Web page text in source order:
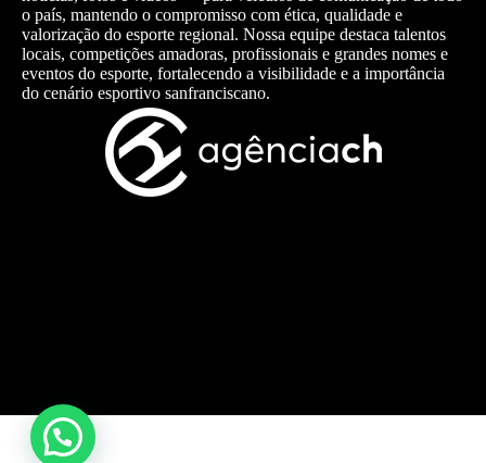
o país, mantendo o compromisso com ética, qualidade e
valorização do esporte regional. Nossa equipe destaca talentos
locais, competições amadoras, profissionais e grandes nomes e
eventos do esporte, fortalecendo a visibilidade e a importância
do cenário esportivo sanfranciscano.